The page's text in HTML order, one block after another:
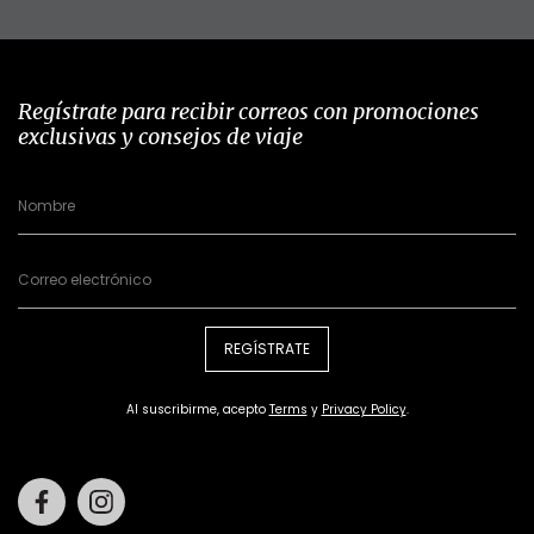
Regístrate para recibir correos con promociones
exclusivas y consejos de viaje
REGÍSTRATE
Al suscribirme, acepto Terms y Privacy Policy.
Facebook